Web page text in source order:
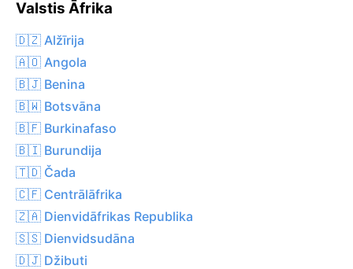
Valstis Āfrika
🇩🇿 Alžīrija
🇦🇴 Angola
🇧🇯 Benina
🇧🇼 Botsvāna
🇧🇫 Burkinafaso
🇧🇮 Burundija
🇹🇩 Čada
🇨🇫 Centrālāfrika
🇿🇦 Dienvidāfrikas Republika
🇸🇸 Dienvidsudāna
🇩🇯 Džibuti